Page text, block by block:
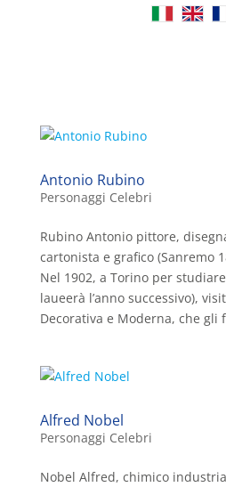
Antonio Rubino
Personaggi Celebri
Rubino Antonio pittore,
cartonista e grafico (Sanremo
Nel 1902, a Torino per
laueerà l’anno successivo),
Decorativa e Moderna, che gli
Alfred Nobel
Personaggi Celebri
Nobel Alfred, chimico